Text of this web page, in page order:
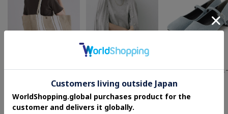
【軽量/A4対応】ジュートBIGサイズトート
さらに20%OFF
【マシンウォッシャブル】ドライタッチVネックニットカーディガン
3,597
40%OFF
さらに20%OFF
70%OFF
さらに10%OFF